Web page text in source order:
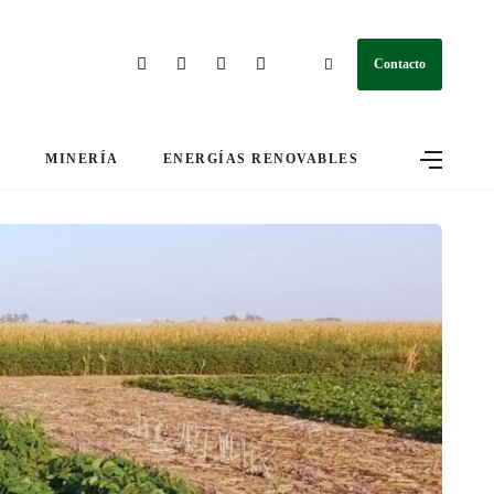
Contacto
MINERÍA ENERGÍAS RENOVABLES